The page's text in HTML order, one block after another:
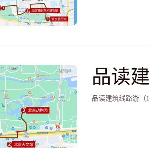
品读
文馆
品读建筑线路游